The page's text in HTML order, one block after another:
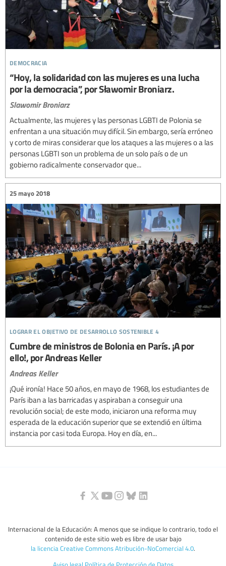
democracia
“Hoy, la solidaridad con las mujeres es una lucha
por la democracia”, por Sławomir Broniarz.
Slawomir Broniarz
Actualmente, las mujeres y las personas LGBTI de Polonia se
enfrentan a una situación muy difícil. Sin embargo, sería erróneo
y corto de miras considerar que los ataques a las mujeres o a las
personas LGBTI son un problema de un solo país o de un
gobierno radicalmente conservador que...
lograr el objetivo de desarrollo sostenible 4
25 mayo 2018
Cumbre de ministros de Bolonia en París. ¡A por
ello!, por Andreas Keller
Andreas Keller
¡Qué ironía! Hace 50 años, en mayo de 1968, los estudiantes de
París iban a las barricadas y aspiraban a conseguir una
revolución social; de este modo, iniciaron una reforma muy
esperada de la educación superior que se extendió en última
instancia por casi toda Europa. Hoy en día, en...
Internacional de la Educación: A menos que se indique lo contrario, todo el
contenido de este sitio web es libre de usar bajo
la licencia Creative Commons Atribución-NoComercial 4.0.